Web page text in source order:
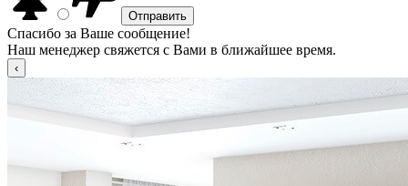
Спасибо за Ваше сообщение!
Наш менеджер свяжется с Вами в ближайшее время.